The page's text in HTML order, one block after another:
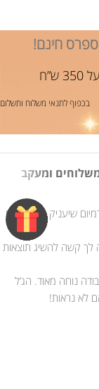
חינם!
בכפוף לתנאי משלוח ותשלום
ומעקב
שיעניק לציפורניים
לך קשה להשיג תוצאות
נוחה מאוד. הג’ל
לא נראות!